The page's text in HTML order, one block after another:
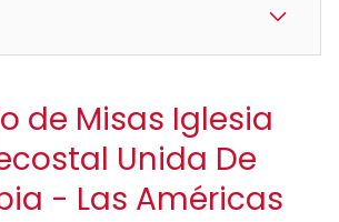
de Misas Iglesia
Unida De
- Las Américas